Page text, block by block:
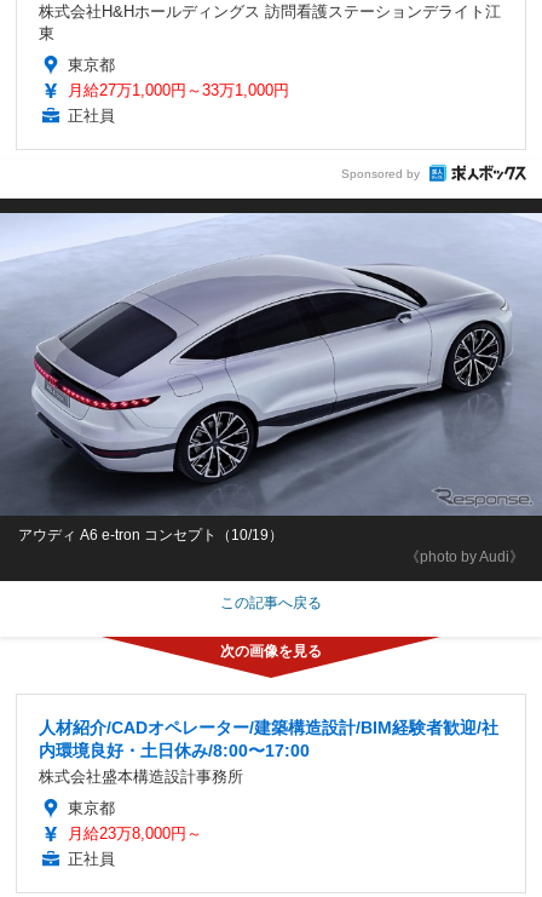
株式会社H&Hホールディングス 訪問看護ステーションデライト江
東
東京都
月給27万1,000円～33万1,000円
正社員
Sponsored by
《photo by Audi》
アウディ A6 e-tron コンセプト（10/19）
この記事へ戻る
人材紹介/CADオペレーター/建築構造設計/BIM経験者歓迎/社
内環境良好・土日休み/8:00〜17:00
株式会社盛本構造設計事務所
東京都
月給23万8,000円～
正社員